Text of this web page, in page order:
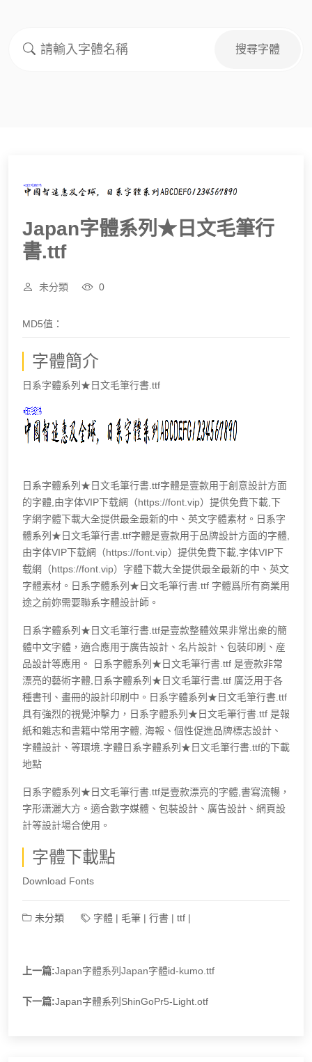
Japan字體系列★日文毛筆行
書.ttf
未分類 0
MD5值：
字體簡介
日系字體系列★日文毛筆行書.ttf
日系字體系列★日文毛筆行書.ttf字體是壹款用于創意設計方面
的字體,由字体VIP下载網（https://font.vip）提供免費下載,下
字網字體下載大全提供最全最新的中、英文字體素材。日系字
體系列★日文毛筆行書.ttf字體是壹款用于品牌設計方面的字體,
由字体VIP下载網（https://font.vip）提供免費下載,字体VIP下
载網（https://font.vip）字體下載大全提供最全最新的中、英文
字體素材。日系字體系列★日文毛筆行書.ttf 字體爲所有商業用
途之前妳需要聯系字體設計師。
日系字體系列★日文毛筆行書.ttf是壹款整體效果非常出衆的簡
體中文字體，適合應用于廣告設計、名片設計、包裝印刷、産
品設計等應用。 日系字體系列★日文毛筆行書.ttf 是壹款非常
漂亮的藝術字體,日系字體系列★日文毛筆行書.ttf 廣泛用于各
種書刊、畫冊的設計印刷中。日系字體系列★日文毛筆行書.ttf
具有強烈的視覺沖擊力，日系字體系列★日文毛筆行書.ttf 是報
紙和雜志和書籍中常用字體, 海報、個性促進品牌標志設計、
字體設計、等環境.字體日系字體系列★日文毛筆行書.ttf的下載
地點
日系字體系列★日文毛筆行書.ttf是壹款漂亮的字體,書寫流暢，
字形潇灑大方。適合數字媒體、包裝設計、廣告設計、網頁設
計等設計場合使用。
字體下載點
Download Fonts
未分類 字體 | 毛筆 | 行書 | ttf |
上一篇:Japan字體系列Japan字體id-kumo.ttf
下一篇:Japan字體系列ShinGoPr5-Light.otf